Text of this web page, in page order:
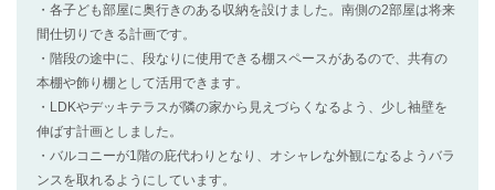
・各子ども部屋に奥行きのある収納を設けました。南側の2部屋は将来
間仕切りできる計画です。
・階段の途中に、段なりに使用できる棚スペースがあるので、共有の
本棚や飾り棚として活用できます。
・LDKやデッキテラスが隣の家から見えづらくなるよう、少し袖壁を
伸ばす計画としました。
・バルコニーが1階の庇代わりとなり、オシャレな外観になるようバラ
ンスを取れるようにしています。